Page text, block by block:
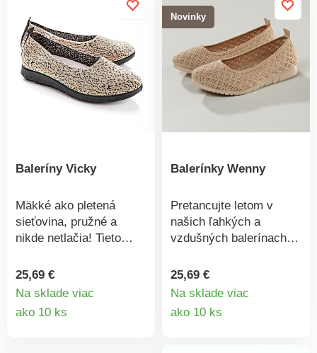
v členitom strihu. Pevný
opätok. Topánky
pravidelne ošetrujte
prípravkom na ochranu
pred škvrnami a
vlhkosťou.
pravej kože. Pružné
trblietavé časti. Kožená
vyňateľná priedušná
stielka. Vzadu pútko.
Stabilný klinový
podpätok. Protišmyková
podrážka. Vyrobené v
Baleríny Vicky
Mäkké ako pletená
sieťovina, pružné a
nikde netlačia! Tieto
vyberateľnou stielkou
budú Vaše nohy doslova
s dobrým tlmením
25,69 €
Na sklade viac
ako 10 ks
Novinky
Balerínky Wenny
Pretancujte letom v
našich ľahkých a
vzdušných balerínach s
diamantovým vzorom.
Pružná podrážka s
pamäťovej peny mäkko
25,69 €
Na sklade viac
ako 10 ks